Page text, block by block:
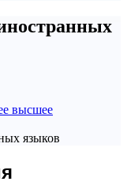
высшее
языков